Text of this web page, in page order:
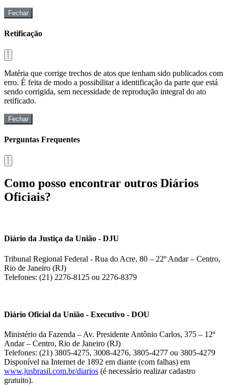
Fechar
Retificação
Matéria que corrige trechos de atos que tenham sido publicados com
erro. É feita de modo a possibilitar a identificação da parte que está
sendo corrigida, sem necessidade de reprodução integral do ato
retificado.
Fechar
Perguntas Frequentes
Como posso encontrar outros Diários
Oficiais?
Diário da Justiça da União - DJU
Tribunal Regional Federal - Rua do Acre, 80 – 22º Andar – Centro,
Rio de Janeiro (RJ)
Telefones: (21) 2276-8125 ou 2276-8379
Diário Oficial da União - Executivo - DOU
Ministério da Fazenda – Av. Presidente Antônio Carlos, 375 – 12º
Andar – Centro, Rio de Janeiro (RJ)
Telefones: (21) 3805-4275, 3008-4276, 3805-4277 ou 3805-4279
Disponível na Internet de 1892 em diante (com falhas) em
www.jusbrasil.com.br/diarios (é necessário realizar cadastro
gratuito).